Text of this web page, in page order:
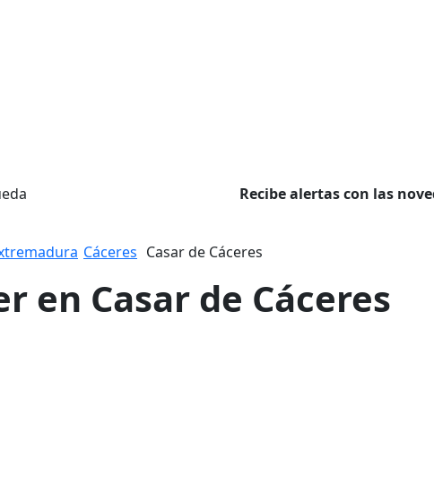
Recibe alertas con las
Cáceres Casar de Cáceres
en Casar de Cáceres